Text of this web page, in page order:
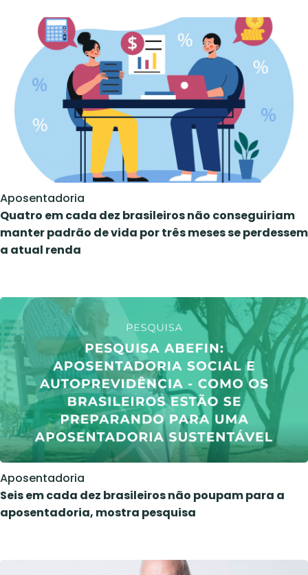
Aposentadoria
Quatro em cada dez brasileiros não conseguiriam
manter padrão de vida por três meses se perdessem
a atual renda
Aposentadoria
Seis em cada dez brasileiros não poupam para a
aposentadoria, mostra pesquisa